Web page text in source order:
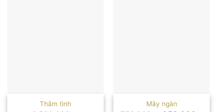
Thắm tình Mây ngàn